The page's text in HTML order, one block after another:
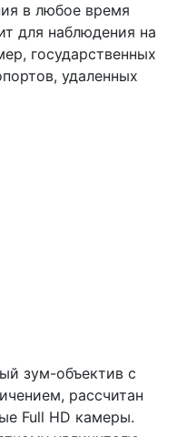
в любое время
для наблюдения на
государственных
удаленных
зум-объектив с
рассчитан
Full HD камеры.